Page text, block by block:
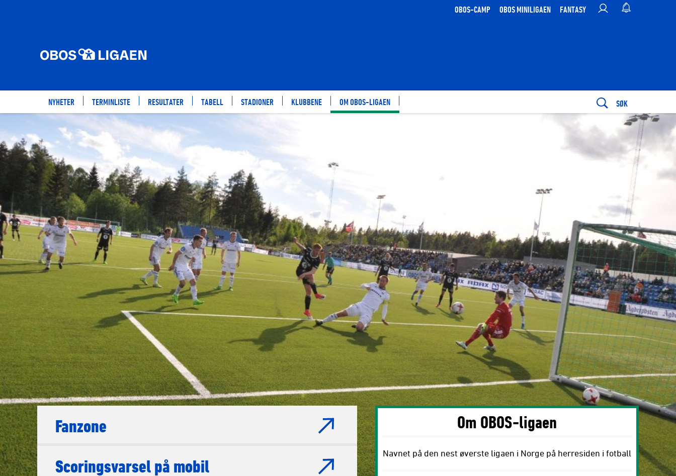
OBOS-CAMP OBOS MINILIGAEN FANTASY
NYHETER TERMINLISTE RESULTATER TABELL STADIONER KLUBBENE OM OBOS-LIGAEN SØK
Fanzone
Scoringsvarsel på mobil
Om OBOS-ligaen
Navnet på den nest øverste ligaen i Norge på herresiden i fotball